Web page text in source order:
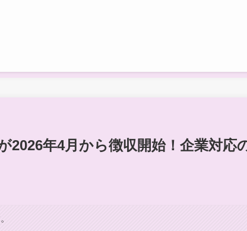
2026年4月から徴収開始！企業対応